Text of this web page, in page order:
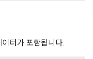
터가 포함됩니다.